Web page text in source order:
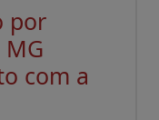
por
com a